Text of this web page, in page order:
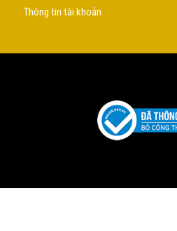
Thông tin tài khoản